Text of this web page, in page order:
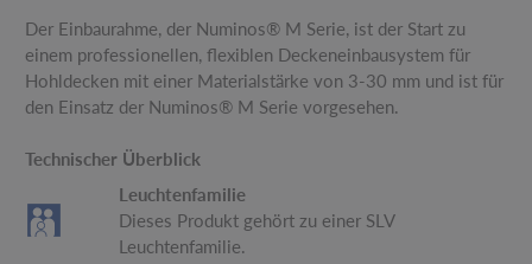
Der Einbaurahme, der Numinos® M Serie, ist der Start zu
einem professionellen, flexiblen Deckeneinbausystem für
Hohldecken mit einer Materialstärke von 3-30 mm und ist für
den Einsatz der Numinos® M Serie vorgesehen.
Technischer Überblick
Leuchtenfamilie
Dieses Produkt gehört zu einer SLV
Leuchtenfamilie.